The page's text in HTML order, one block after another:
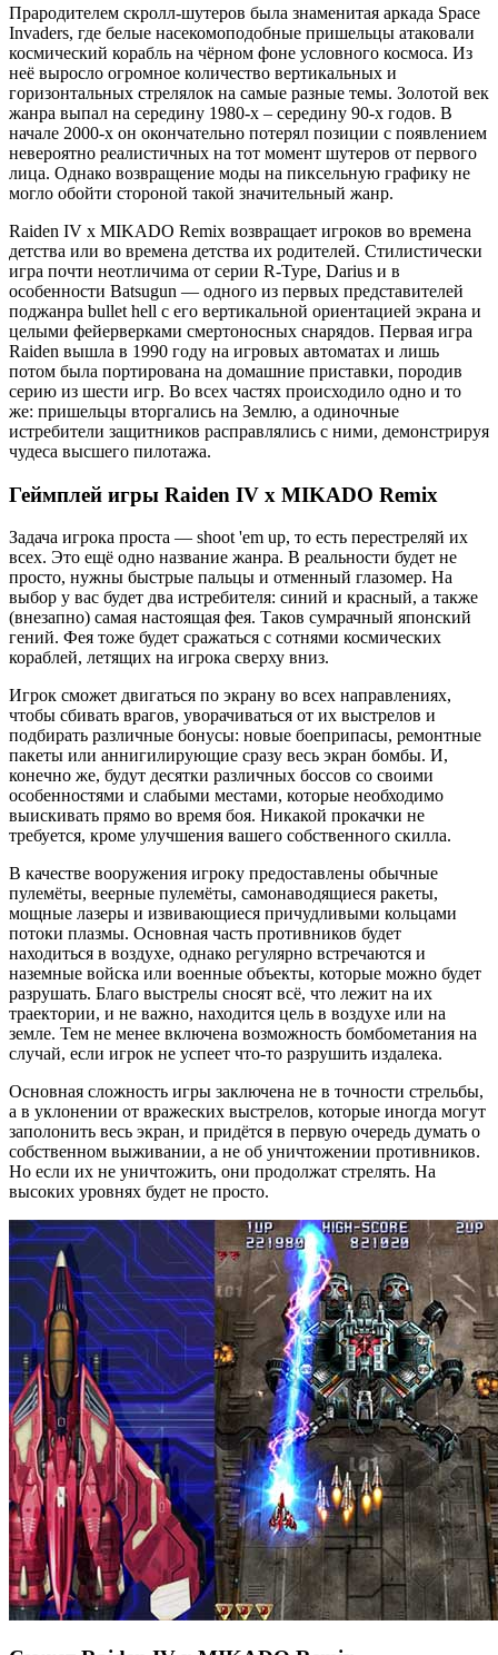
Прародителем скролл-шутеров была знаменитая аркада Space
Invaders, где белые насекомоподобные пришельцы атаковали
космический корабль на чёрном фоне условного космоса. Из
неё выросло огромное количество вертикальных и
горизонтальных стрелялок на самые разные темы. Золотой век
жанра выпал на середину 1980-х – середину 90-х годов. В
начале 2000-х он окончательно потерял позиции с появлением
невероятно реалистичных на тот момент шутеров от первого
лица. Однако возвращение моды на пиксельную графику не
могло обойти стороной такой значительный жанр.
Raiden IV x MIKADO Remix возвращает игроков во времена
детства или во времена детства их родителей. Стилистически
игра почти неотличима от серии R-Type, Darius и в
особенности Batsugun — одного из первых представителей
поджанра bullet hell с его вертикальной ориентацией экрана и
целыми фейерверками смертоносных снарядов. Первая игра
Raiden вышла в 1990 году на игровых автоматах и лишь
потом была портирована на домашние приставки, породив
серию из шести игр. Во всех частях происходило одно и то
же: пришельцы вторгались на Землю, а одиночные
истребители защитников расправлялись с ними, демонстрируя
чудеса высшего пилотажа.
Геймплей игры Raiden IV x MIKADO Remix
Задача игрока проста — shoot 'em up, то есть перестреляй их
всех. Это ещё одно название жанра. В реальности будет не
просто, нужны быстрые пальцы и отменный глазомер. На
выбор у вас будет два истребителя: синий и красный, а также
(внезапно) самая настоящая фея. Таков сумрачный японский
гений. Фея тоже будет сражаться с сотнями космических
кораблей, летящих на игрока сверху вниз.
Игрок сможет двигаться по экрану во всех направлениях,
чтобы сбивать врагов, уворачиваться от их выстрелов и
подбирать различные бонусы: новые боеприпасы, ремонтные
пакеты или аннигилирующие сразу весь экран бомбы. И,
конечно же, будут десятки различных боссов со своими
особенностями и слабыми местами, которые необходимо
выискивать прямо во время боя. Никакой прокачки не
требуется, кроме улучшения вашего собственного скилла.
В качестве вооружения игроку предоставлены обычные
пулемёты, веерные пулемёты, самонаводящиеся ракеты,
мощные лазеры и извивающиеся причудливыми кольцами
потоки плазмы. Основная часть противников будет
находиться в воздухе, однако регулярно встречаются и
наземные войска или военные объекты, которые можно будет
разрушать. Благо выстрелы сносят всё, что лежит на их
траектории, и не важно, находится цель в воздухе или на
земле. Тем не менее включена возможность бомбометания на
случай, если игрок не успеет что-то разрушить издалека.
Основная сложность игры заключена не в точности стрельбы,
а в уклонении от вражеских выстрелов, которые иногда могут
заполонить весь экран, и придётся в первую очередь думать о
собственном выживании, а не об уничтожении противников.
Но если их не уничтожить, они продолжат стрелять. На
высоких уровнях будет не просто.